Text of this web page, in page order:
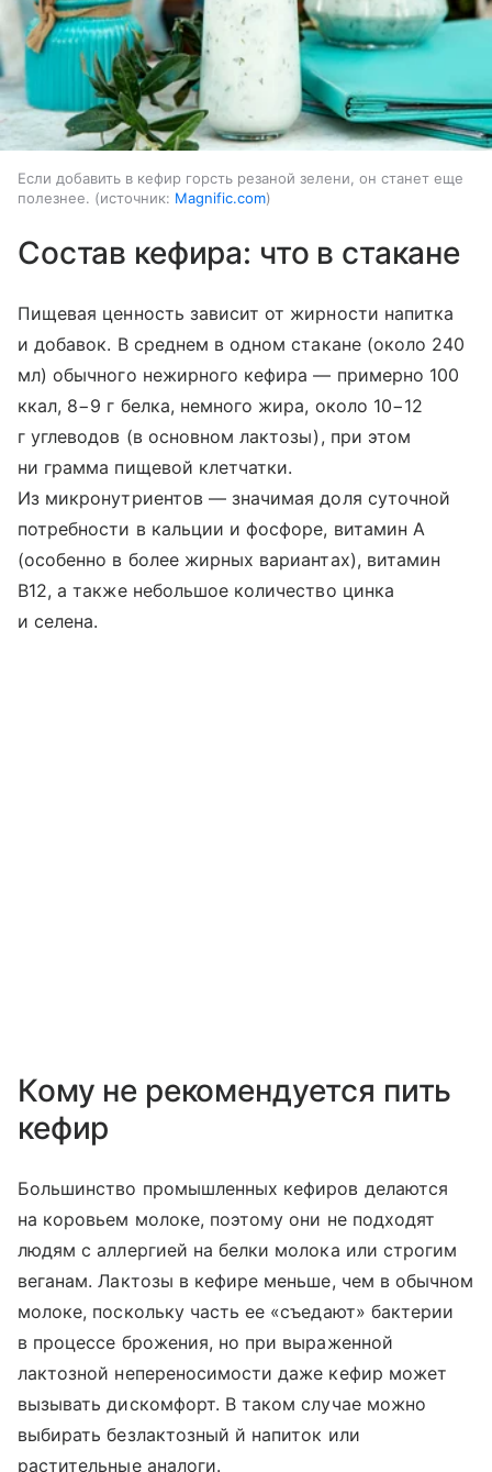
Если добавить в кефир горсть резаной зелени, он станет еще
полезнее.
источник: Magnific.com
Состав кефира: что в стакане
Пищевая ценность зависит от жирности напитка
и добавок. В среднем в одном стакане (около 240
мл) обычного нежирного кефира — примерно 100
ккал, 8−9 г белка, немного жира, около 10−12
г углеводов (в основном лактозы), при этом
ни грамма пищевой клетчатки.
Из микронутриентов — значимая доля суточной
потребности в кальции и фосфоре, витамин A
(особенно в более жирных вариантах), витамин
B12, а также небольшое количество цинка
и селена.
Кому не рекомендуется пить
кефир
Большинство промышленных кефиров делаются
на коровьем молоке, поэтому они не подходят
людям с аллергией на белки молока или строгим
веганам. Лактозы в кефире меньше, чем в обычном
молоке, поскольку часть ее «съедают» бактерии
в процессе брожения, но при выраженной
лактозной непереносимости даже кефир может
вызывать дискомфорт. В таком случае можно
выбирать безлактозный й напиток или
растительные аналоги.